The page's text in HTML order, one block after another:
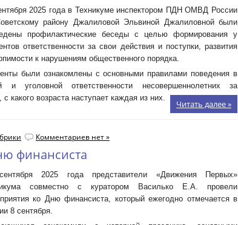
2025 года в Техникуме инспектором ПДН ОМВД России
району Джалиловой Эльвиной Джалиловной были
профилактические беседы с целью формирования у
ответственности за свои действия и поступки, развития
к нарушениям общественного порядка.
были ознакомлены с основными правилами поведения в
и уголовной ответственности несовершеннолетних за
какого возраста наступает каждая из них.
Читать далее »
Комментариев нет »
финансиста
2025 года представители «Движения Первых»
совместно с куратором Василько Е.А. провели
ко Дню финансиста, который ежегодно отмечается в
8 сентября.